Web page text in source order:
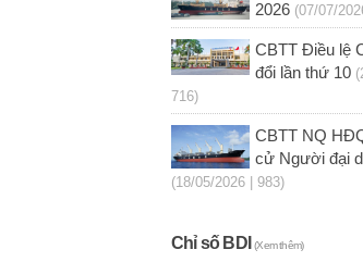
2026 (07/07/
CBTT Điều lệ
đổi lần thứ 10
716)
CBTT NQ
cử Người đại
(18/05/2026 | 983)
Chỉ số BDI(Xem thêm)